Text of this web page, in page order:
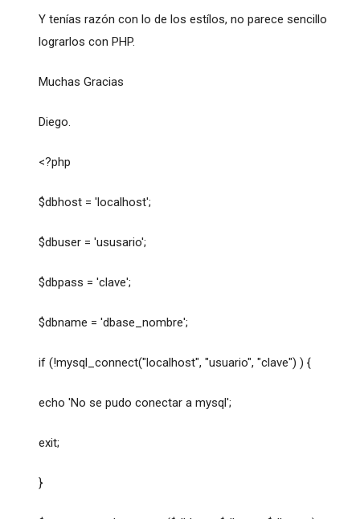
Y tenías razón con lo de los estílos, no parece sencillo
lograrlos con PHP.
Muchas Gracias
Diego.
<?php
$dbhost = 'localhost';
$dbuser = 'ususario';
$dbpass = 'clave';
$dbname = 'dbase_nombre';
if (!mysql_connect("localhost", "usuario", "clave") ) {
echo 'No se pudo conectar a mysql';
exit;
}